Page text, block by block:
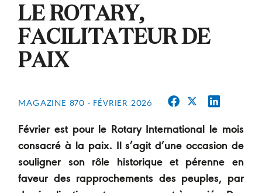
LE ROTARY,
FACILITATEUR DE
PAIX
MAGAZINE 870 - FÉVRIER 2026
Février est pour le Rotary International le mois
consacré à la paix. Il s’agit d’une occasion de
souligner son rôle historique et pérenne en
faveur des rapprochements des peuples, par